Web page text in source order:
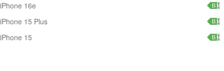
iPhone 16e
iPhone 15 Plus
iPhone 15